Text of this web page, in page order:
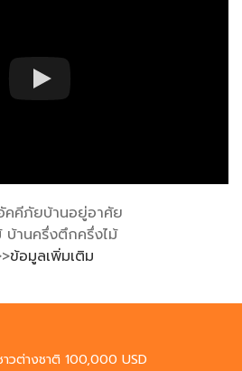
คคีภัยบ้านอยู่อาศัย
บ้านครึ่งตึกครึ่งไม้
ข้อมูลเพิ่มเติม
าวต่างชาติ 100,000 USD